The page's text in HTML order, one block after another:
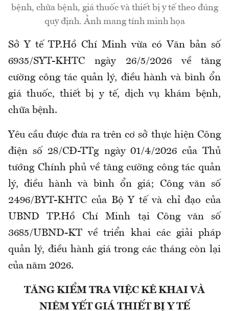
bệnh, chữa bệnh, giá thuốc và thiết bị y tế theo đúng
quy định. Ảnh mang tính minh họa
Sở Y tế TP.Hồ Chí Minh vừa có Văn bản số
6935/SYT-KHTC ngày 26/5/2026 về tăng
cường công tác quản lý, điều hành và bình ổn
giá thuốc, thiết bị y tế, dịch vụ khám bệnh,
chữa bệnh.
Yêu cầu được đưa ra trên cơ sở thực hiện Công
điện số 28/CĐ-TTg ngày 01/4/2026 của Thủ
tướng Chính phủ về tăng cường công tác quản
lý, điều hành và bình ổn giá; Công văn số
2496/BYT-KHTC của Bộ Y tế và chỉ đạo của
UBND TP.Hồ Chí Minh tại Công văn số
3685/UBND-KT về triển khai các giải pháp
quản lý, điều hành giá trong các tháng còn lại
của năm 2026.
TĂNG KIỂM TRA VIỆC KÊ KHAI VÀ
NIÊM YẾT GIÁ THIẾT BỊ Y TẾ